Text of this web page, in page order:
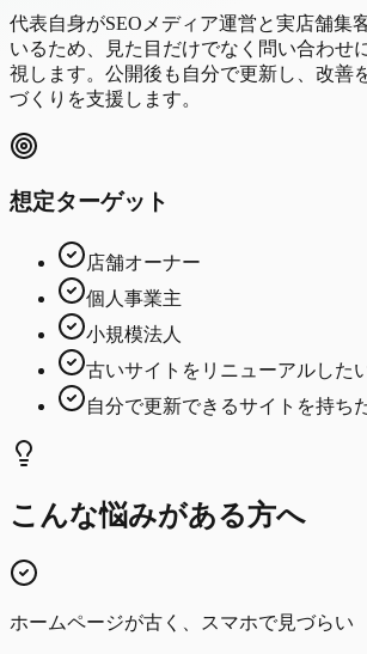
代表自身がSEOメディア運営と実店舗集
いるため、見た目だけでなく問い合わせ
視します。公開後も自分で更新し、改善
づくりを支援します。
想定ターゲット
店舗オーナー
個人事業主
小規模法人
古いサイトをリニューアルした
自分で更新できるサイトを持ち
こんな悩みがある方へ
ホームページが古く、スマホで見づらい